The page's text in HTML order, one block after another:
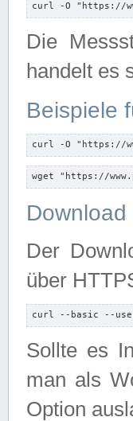
curl -O "https://
Die
handelt es
Beispiele
curl -O "https://
wget "https://
Der
über
curl --basic --
Sollte es
man als
Option